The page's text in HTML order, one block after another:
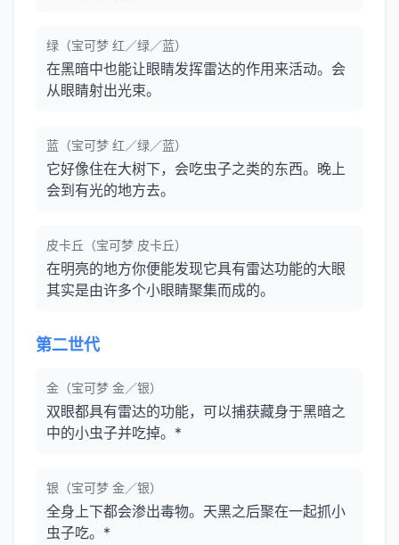
绿（宝可梦 红／绿／蓝）
在黑暗中也能让眼睛发挥雷达的作用来活动。会
从眼睛射出光束。
蓝（宝可梦 红／绿／蓝）
它好像住在大树下，会吃虫子之类的东西。晚上
会到有光的地方去。
皮卡丘（宝可梦 皮卡丘）
在明亮的地方你便能发现它具有雷达功能的大眼
其实是由许多个小眼睛聚集而成的。
第二世代
金（宝可梦 金／银）
双眼都具有雷达的功能，可以捕获藏身于黑暗之
中的小虫子并吃掉。*
银（宝可梦 金／银）
全身上下都会渗出毒物。天黑之后聚在一起抓小
虫子吃。*